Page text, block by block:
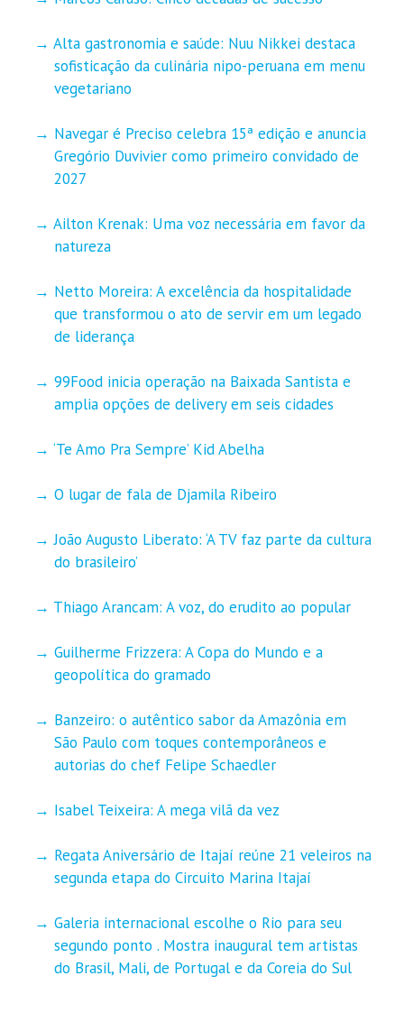
Alta gastronomia e saúde: Nuu Nikkei destaca
sofisticação da culinária nipo-peruana em menu
vegetariano
Navegar é Preciso celebra 15ª edição e anuncia
Gregório Duvivier como primeiro convidado de
2027
Ailton Krenak: Uma voz necessária em favor da
natureza
Netto Moreira: A excelência da hospitalidade
que transformou o ato de servir em um legado
de liderança
99Food inicia operação na Baixada Santista e
amplia opções de delivery em seis cidades
‘Te Amo Pra Sempre’ Kid Abelha
O lugar de fala de Djamila Ribeiro
João Augusto Liberato: ‘A TV faz parte da cultura
do brasileiro’
Thiago Arancam: A voz, do erudito ao popular
Guilherme Frizzera: A Copa do Mundo e a
geopolítica do gramado
Banzeiro: o autêntico sabor da Amazônia em
São Paulo com toques contemporâneos e
autorias do chef Felipe Schaedler
Isabel Teixeira: A mega vilã da vez
Regata Aniversário de Itajaí reúne 21 veleiros na
segunda etapa do Circuito Marina Itajaí
Galeria internacional escolhe o Rio para seu
segundo ponto . Mostra inaugural tem artistas
do Brasil, Mali, de Portugal e da Coreia do Sul